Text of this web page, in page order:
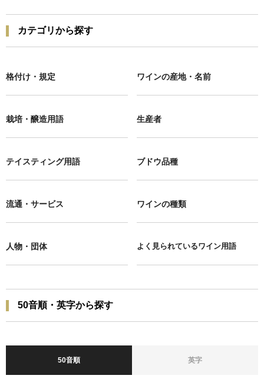
カテゴリから探す
格付け・規定 ワインの産地・名前
栽培・醸造用語 生産者
テイスティング用語 ブドウ品種
流通・サービス ワインの種類
人物・団体 よく見られているワイン用語
50音順・英字から探す
50音順 英字